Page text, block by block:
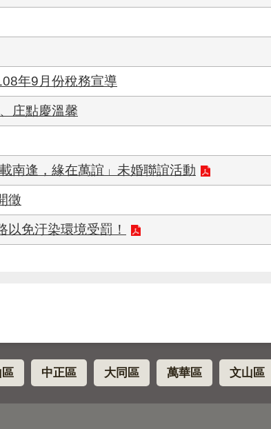
年9月份稅務宣導
庄點慶溫馨
南逢，緣在萬誼」未婚聯誼活動
徵
以免汙染環境受罰！
區 中正區 大同區 萬華區 文山區